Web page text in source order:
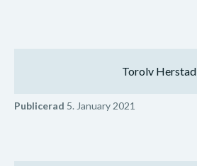
Torolv Herstad
Publicerad 5. January 2021